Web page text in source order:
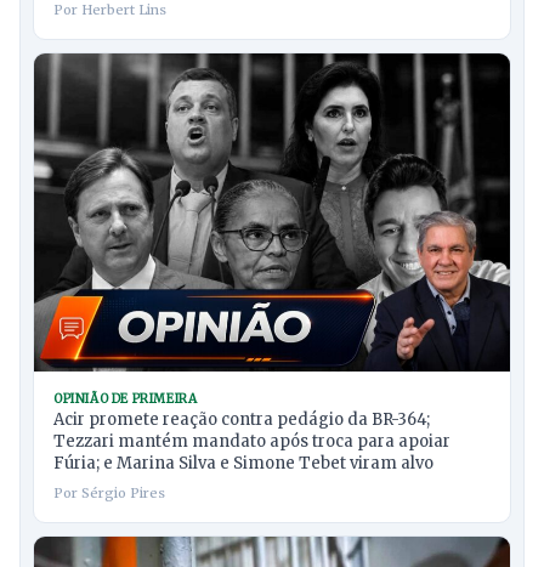
Por Herbert Lins
OPINIÃO DE PRIMEIRA
Acir promete reação contra pedágio da BR-364;
Tezzari mantém mandato após troca para apoiar
Fúria; e Marina Silva e Simone Tebet viram alvo
Por Sérgio Pires